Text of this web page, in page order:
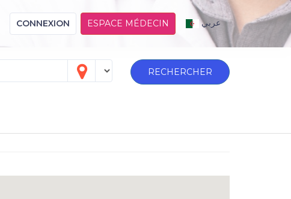
CONNEXION ESPACE MÉDECIN عربي
RECHERCHER